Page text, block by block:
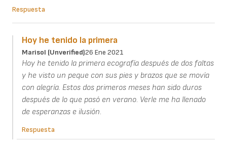
Respuesta
Hoy he tenido la primera
Marisol (unverified)26 Ene 2021
Hoy he tenido la primera ecografía después de dos faltas
y he visto un peque con sus pies y brazos que se movía
con alegría. Estos dos primeros meses han sido duros
después de lo que pasó en verano. Verle me ha llenado
de esperanzas e ilusión.
Respuesta